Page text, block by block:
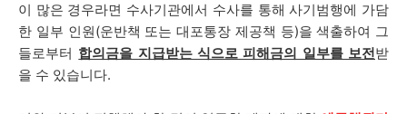
이 많은 경우라면 수사기관에서 수사를 통해 사기범행에 가담
한 일부 인원(운반책 또는 대포통장 제공책 등)을 색출하여 그
들로부터 합의금을 지급받는 식으로 피해금의 일부를 보전받
을 수 있습니다.